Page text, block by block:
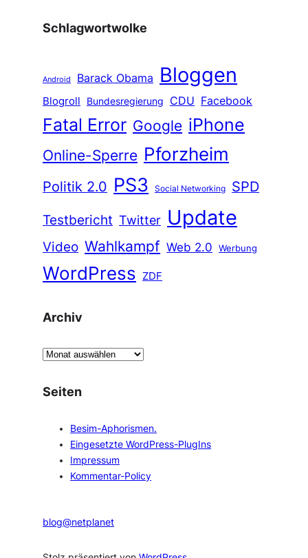
Schlagwortwolke
Android Barack Obama Bloggen
Blogroll Bundesregierung CDU Facebook
Fatal Error Google iPhone
Online-Sperre Pforzheim
Politik 2.0 PS3 Social Networking
SPD
Testbericht Twitter Update
Video Wahlkampf Web 2.0 Werbung
WordPress ZDF
Archiv
A
c
Seiten
Besim-Aphorismen.
Eingesetzte WordPress-PlugIns
Impressum
Kommentar-Policy
blog@netplanet